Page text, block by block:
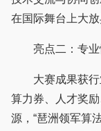
在国际舞台上大放
亮点二：专业
大赛成果获行
算力券、人才奖
源，“琶洲领军算